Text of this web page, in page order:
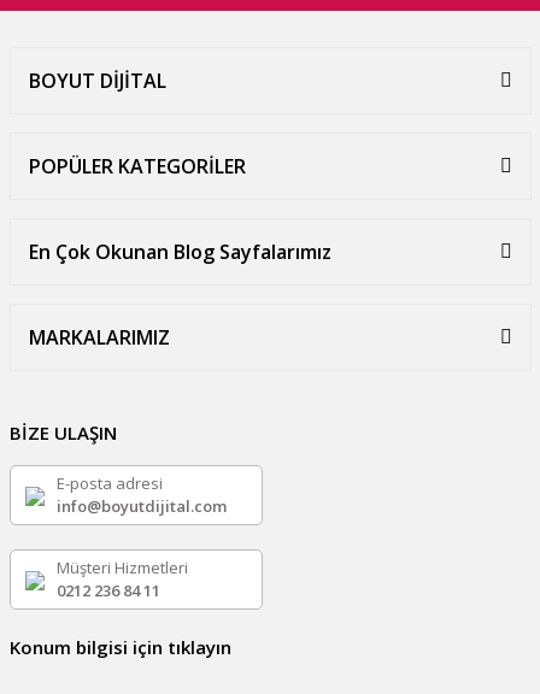
BOYUT DİJİTAL
POPÜLER KATEGORİLER
En Çok Okunan Blog Sayfalarımız
MARKALARIMIZ
BİZE ULAŞIN
E-posta adresi
info@boyutdijital.com
Müşteri Hizmetleri
0212 236 84 11
Konum bilgisi için tıklayın